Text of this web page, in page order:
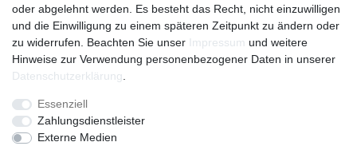
Sie haben fragen ?
Versandkosten
mehr erfahren
Impressum
oder abgelehnt werden. Es besteht das Recht, nicht einzuwilligen
und die Einwilligung zu einem späteren Zeitpunkt zu ändern oder
zu widerrufen. Beachten Sie unser Impressum und weitere
Hinweise zur Verwendung personenbezogener Daten in unserer
Daten­schutz­erklärung
Essenziell
Zahlungsdienstleister
Externe Medien